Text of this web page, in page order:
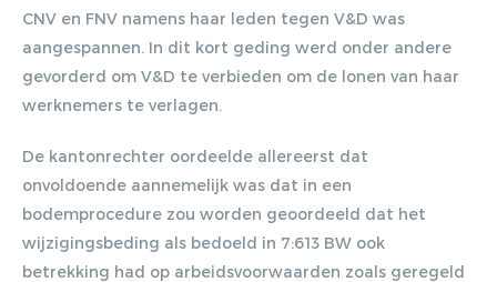
CNV en FNV namens haar leden tegen V&D was
aangespannen. In dit kort geding werd onder andere
gevorderd om V&D te verbieden om de lonen van haar
werknemers te verlagen.
De kantonrechter oordeelde allereerst dat
onvoldoende aannemelijk was dat in een
bodemprocedure zou worden geoordeeld dat het
wijzigingsbeding als bedoeld in 7:613 BW ook
betrekking had op arbeidsvoorwaarden zoals geregeld